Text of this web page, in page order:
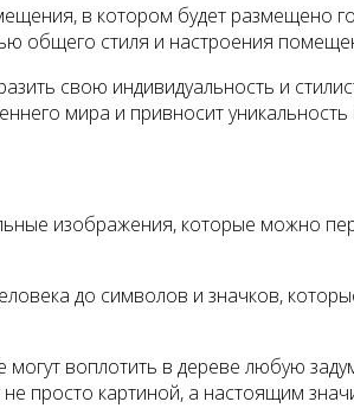
в котором будет размещено
общего стиля и настроения
свою индивидуальность и
мира и привносит
изображения, которые можно
до символов и значков,
воплотить в дереве любую
не просто картиной, а настоящим